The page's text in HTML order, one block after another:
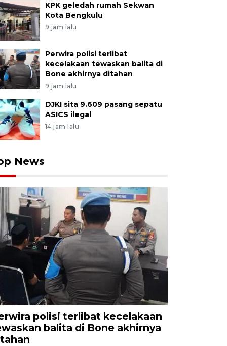
KPK geledah rumah Sekwan
Kota Bengkulu
9 jam lalu
Perwira polisi terlibat
kecelakaan tewaskan balita di
Bone akhirnya ditahan
9 jam lalu
DJKI sita 9.609 pasang sepatu
ASICS ilegal
14 jam lalu
News
polisi terlibat kecelakaan
balita di Bone akhirnya